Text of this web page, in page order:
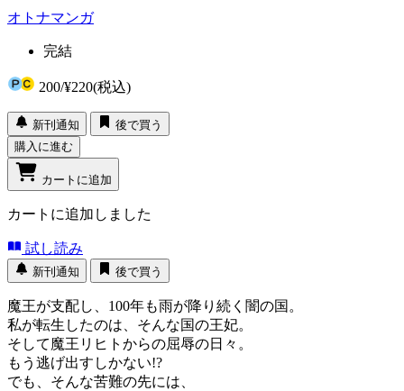
オトナマンガ
完結
200/¥220(税込)
新刊通知
後で買う
購入に進む
カートに追加
カートに追加しました
試し読み
新刊通知 後で買う
魔王が支配し、100年も雨が降り続く闇の国。
私が転生したのは、そんな国の王妃。
そして魔王リヒトからの屈辱の日々。
もう逃げ出すしかない!?
でも、そんな苦難の先には、